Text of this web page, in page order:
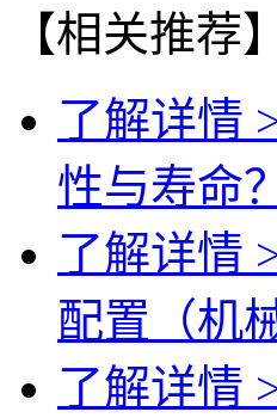
【相关推荐】
了解详情
性与寿命
了解详情
配置（机
了解详情